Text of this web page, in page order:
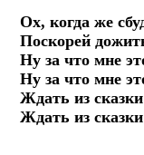
Ох, когда же
Поскорей
Ну за что мне
Ну за что мне
Ждать из
Ждать из